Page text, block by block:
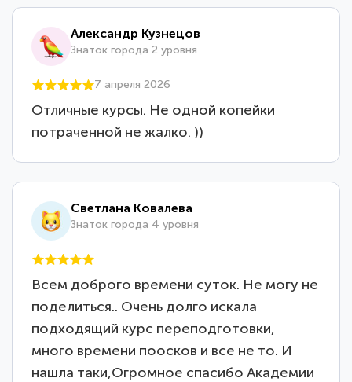
Александр Кузнецов
Знаток города 2 уровня
7 апреля 2026
Отличные курсы. Не одной копейки
потраченной не жалко. ))
Светлана Ковалева
Знаток города 4 уровня
Всем доброго времени суток. Не могу не
поделиться.. Очень долго искала
подходящий курс переподготовки,
много времени поосков и все не то. И
нашла таки,Огромное спасибо Академии